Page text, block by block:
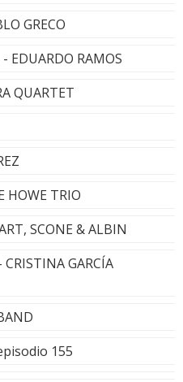
GRECO
EDUARDO RAMOS
QUARTET
HOWE TRIO
SCONE & ALBIN
GARCÍA
155